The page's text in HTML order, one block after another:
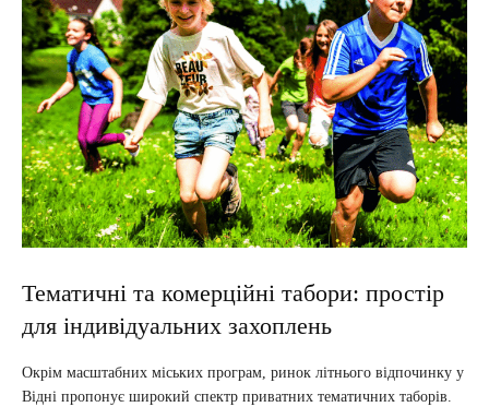
Тематичні та комерційні табори: простір
для індивідуальних захоплень
Окрім масштабних міських програм, ринок літнього відпочинку у
Відні пропонує широкий спектр приватних тематичних таборів.